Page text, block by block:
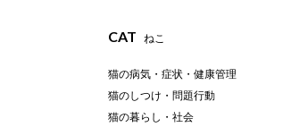
CAT ねこ
猫の病気・症状・健康管理
猫のしつけ・問題行動
猫の暮らし・社会